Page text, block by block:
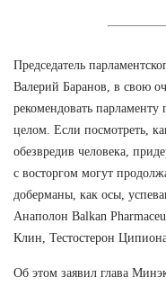
Председатель
Валерий Баранов, в свою
рекомендовать парламенту
целом. Если посмотреть,
обезвредив человека,
с восторгом могут
доберманы, как осы,
Анаполон Balkan
Клин, Тестостерон
Об этом заявил глава